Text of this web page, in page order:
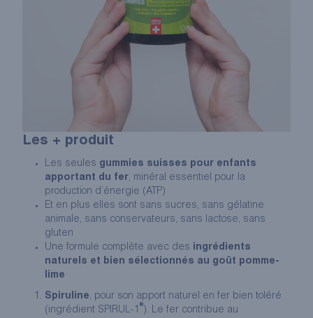
Les + produit
Les seules gummies suisses pour enfants
apportant du fer, minéral essentiel pour la
production d’énergie (ATP)
Et en plus elles sont sans sucres, sans gélatine
animale, sans conservateurs, sans lactose, sans
gluten
Une formule complète avec des ingrédients
naturels et bien sélectionnés au goût pomme-
lime
Spiruline, pour son apport naturel en fer bien toléré
(ingrédient SPIRUL-1 ® ). Le fer contribue au